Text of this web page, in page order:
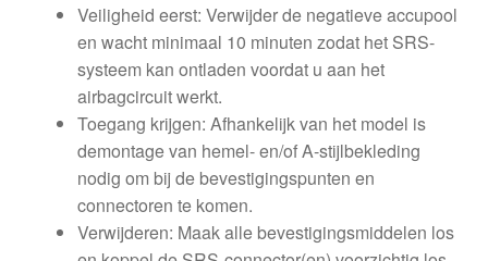
Veiligheid eerst: Verwijder de negatieve accupool
en wacht minimaal 10 minuten zodat het SRS-
systeem kan ontladen voordat u aan het
airbagcircuit werkt.
Toegang krijgen: Afhankelijk van het model is
demontage van hemel- en/of A-stijlbekleding
nodig om bij de bevestigingspunten en
connectoren te komen.
Verwijderen: Maak alle bevestigingsmiddelen los